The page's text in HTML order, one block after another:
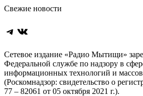
Свежие новости
Telegram
ВКонтакте
Сетевое издание «Радио Мытищи»
Федеральной службе по надзору в
информационных технологий и
(Роскомнадзор: свидетельство о
77 – 82061 от 05 октября 2021 г.).